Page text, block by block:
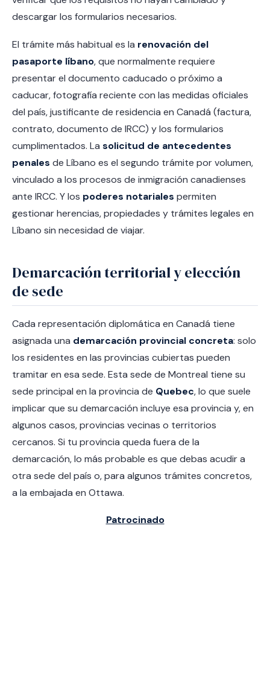
descargar los formularios necesarios.
El trámite más habitual es la renovación del
pasaporte líbano, que normalmente requiere
presentar el documento caducado o próximo a
caducar, fotografía reciente con las medidas oficiales
del país, justificante de residencia en Canadá (factura,
contrato, documento de IRCC) y los formularios
cumplimentados. La solicitud de antecedentes
penales de Líbano es el segundo trámite por volumen,
vinculado a los procesos de inmigración canadienses
ante IRCC. Y los poderes notariales permiten
gestionar herencias, propiedades y trámites legales en
Líbano sin necesidad de viajar.
Demarcación territorial y elección
de sede
Cada representación diplomática en Canadá tiene
asignada una demarcación provincial concreta: solo
los residentes en las provincias cubiertas pueden
tramitar en esa sede. Esta sede de Montreal tiene su
sede principal en la provincia de Quebec, lo que suele
implicar que su demarcación incluye esa provincia y, en
algunos casos, provincias vecinas o territorios
cercanos. Si tu provincia queda fuera de la
demarcación, lo más probable es que debas acudir a
otra sede del país o, para algunos trámites concretos,
a la embajada en Ottawa.